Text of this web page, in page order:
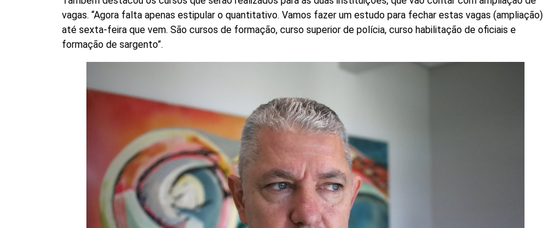
vagas. “Agora falta apenas estipular o quantitativo. Vamos fazer um estudo para fechar estas vagas (ampliação)
até sexta-feira que vem. São cursos de formação, curso superior de polícia, curso habilitação de oficiais e
formação de sargento”.